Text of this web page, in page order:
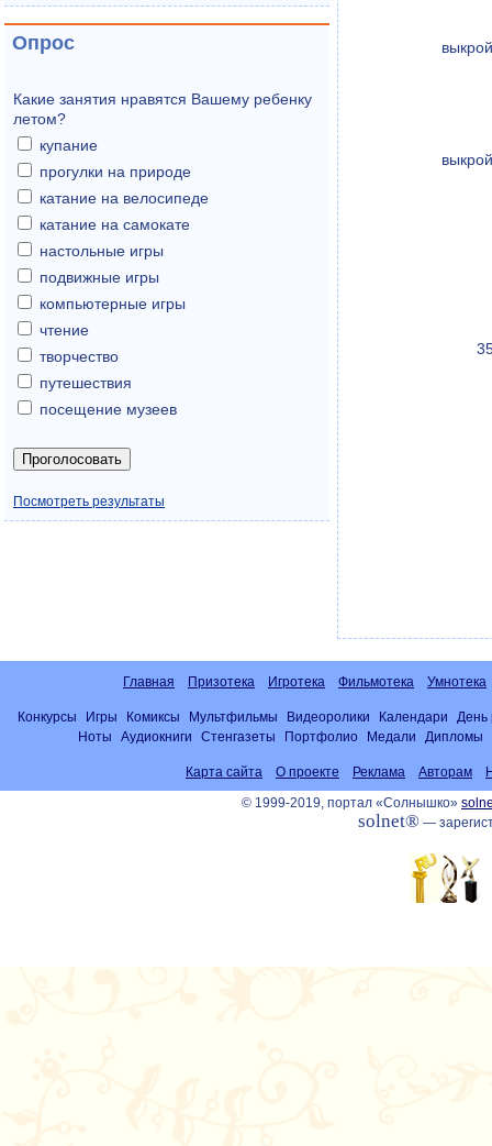
Опрос
Какие занятия нравятся Вашему ребенку
летом?
купание
прогулки на природе
катание на велосипеде
катание на самокате
настольные игры
подвижные игры
компьютерные игры
чтение
творчество
путешествия
посещение музеев
Посмотреть результаты
Главная Призотека Игротека Фильмотека Умнотека
Конкурсы Игры Комиксы Мультфильмы Видеоролики Календари
День
Ноты
Аудиокниги Стенгазеты Портфолио Медали Дипломы
Карта сайта О проекте Реклама Авторам
© 1999-2019, портал «Солнышко»
solnet®—